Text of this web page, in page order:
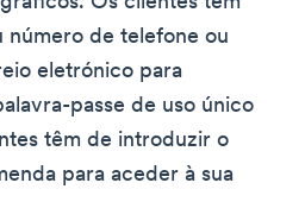
número de telefone ou
eletrónico para
passe de uso único
têm de introduzir o
para aceder à sua